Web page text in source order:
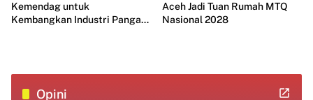
Kemendag untuk
Kembangkan Industri Pangan
Aceh Jadi Tuan Rumah MTQ
Nasional 2028
Opini